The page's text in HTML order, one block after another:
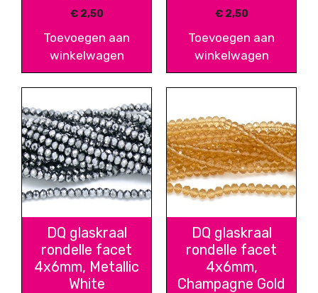
€2,50
Toevoegen aan
winkelwagen
€2,50
Toevoegen aan
winkelwagen
DQ glaskraal
rondelle facet
4x6mm, Metallic
White
DQ glaskraal
rondelle facet
4x6mm,
Champagne Gold